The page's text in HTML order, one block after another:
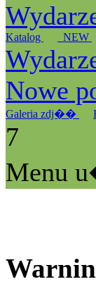
Katalog _NEW
Nowe
Galeria zdj��
7
Menu